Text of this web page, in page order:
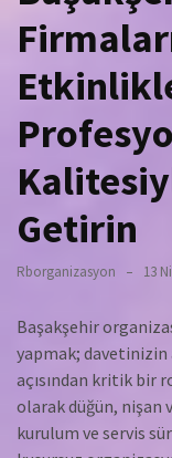
Getirin
Rborganizasyon 13
Başakşehir
yapmak; davetinizin
açısından kritik bir
olarak düğün,
kurulum ve servis